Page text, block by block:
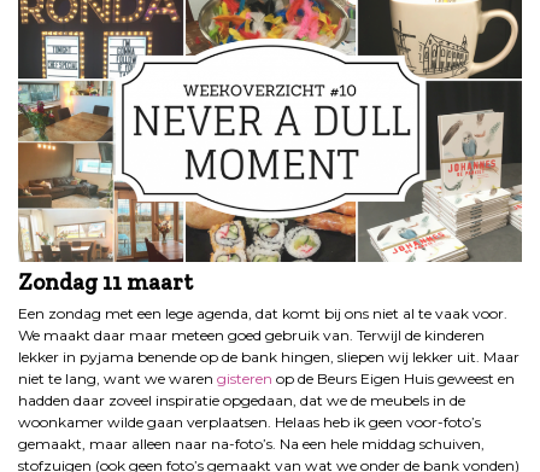
Zondag 11 maart
Een zondag met een lege agenda, dat komt bij ons niet al te vaak voor.
We maakt daar maar meteen goed gebruik van. Terwijl de kinderen
lekker in pyjama benende op de bank hingen, sliepen wij lekker uit. Maar
niet te lang, want we waren gisteren op de Beurs Eigen Huis geweest en
hadden daar zoveel inspiratie opgedaan, dat we de meubels in de
woonkamer wilde gaan verplaatsen. Helaas heb ik geen voor-foto’s
gemaakt, maar alleen naar na-foto’s. Na een hele middag schuiven,
stofzuigen (ook geen foto’s gemaakt van wat we onder de bank vonden)